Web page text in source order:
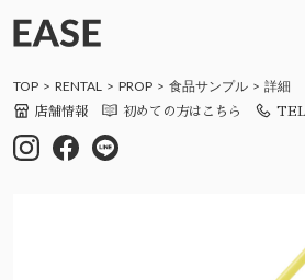
TOP RENTAL PROP 食品サンプル 詳細
店舗情報 初めての方はこちら